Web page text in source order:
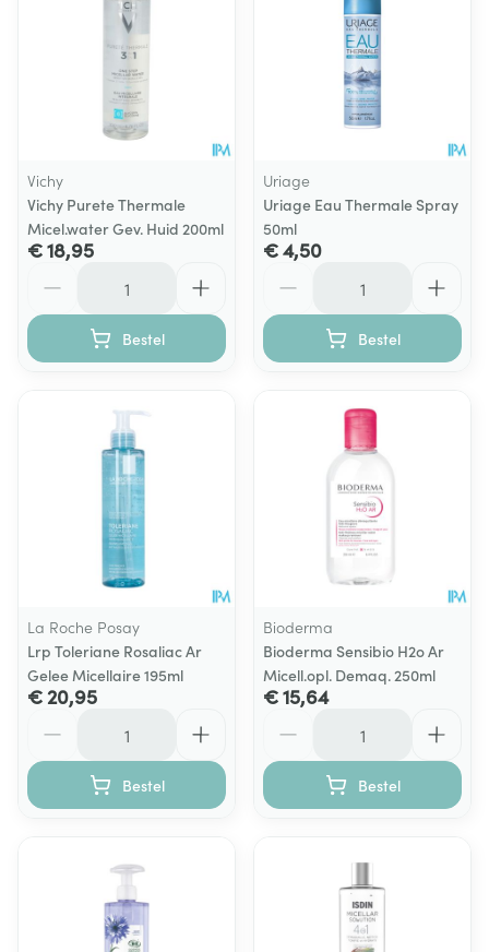
Vichy
Vichy Purete Thermale
Micel.water Gev. Huid 200ml
€ 18,95
Bestel
Uriage
Uriage Eau Thermale Spray
50ml
€ 4,50
Bestel
La Roche Posay
Lrp Toleriane Rosaliac Ar
Gelee Micellaire 195ml
€ 20,95
Bestel
Bioderma
Bioderma Sensibio H2o Ar
Micell.opl. Demaq. 250ml
€ 15,64
Bestel